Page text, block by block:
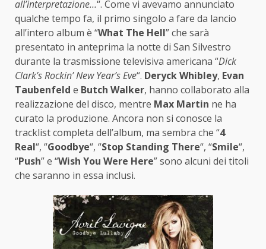
all’interpretazione…“. Come vi avevamo annunciato
qualche tempo fa, il primo singolo a fare da lancio
all’intero album è “What The Hell” che sarà
presentato in anteprima la notte di San Silvestro
durante la trasmissione televisiva americana “Dick
Clark’s Rockin’ New Year’s Eve“. Deryck Whibley, Evan
Taubenfeld e Butch Walker, hanno collaborato alla
realizzazione del disco, mentre Max Martin ne ha
curato la produzione. Ancora non si conosce la
tracklist completa dell’album, ma sembra che “4
Real“, “Goodbye“, “Stop Standing There“, “Smile“,
“Push” e “Wish You Were Here” sono alcuni dei titoli
che saranno in essa inclusi.